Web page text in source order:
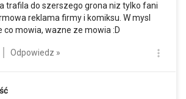
trafila do szerszego grona niz tylko fani
reklama firmy i komiksu. W mysl
co mowia, wazne ze mowia :D
Odpowiedz »